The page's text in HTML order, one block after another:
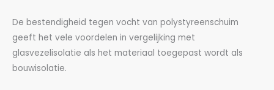
De bestendigheid tegen vocht van polystyreenschuim
geeft het vele voordelen in vergelijking met
glasvezelisolatie als het materiaal toegepast wordt als
bouwisolatie.